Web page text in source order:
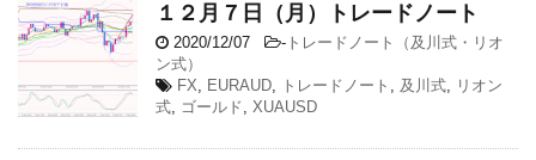
１２月７日（月）トレードノート
2020/12/07 - トレードノート（及川式・リオ
ン式）
FX, EURAUD, トレードノート , 及川式, リオン
式, ゴールド, XUAUSD